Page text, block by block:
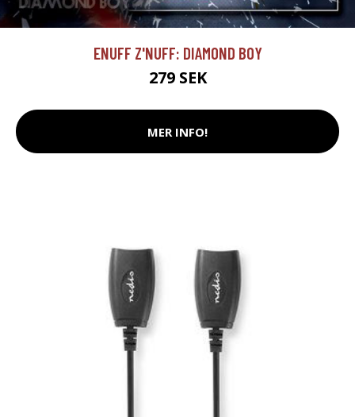
ENUFF Z'NUFF: DIAMOND BOY
279 SEK
MER INFO!